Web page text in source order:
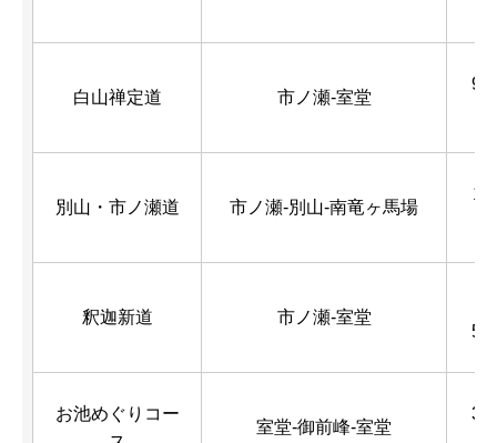
白山禅定道 市ノ瀬-室堂
別山・市ノ瀬道 市ノ瀬-別山-南竜ヶ馬場
釈迦新道 市ノ瀬-室堂
5
お池めぐりコー
室堂-御前峰-室堂